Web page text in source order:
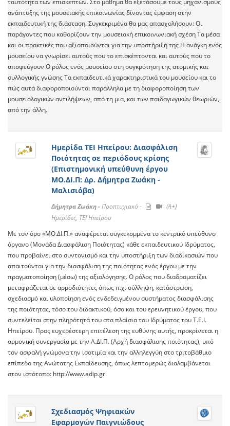
ταυτότητα των επισκεπτών. Στο μάθημα θα εξετάσουμε τους μηχανισμούς
ανάπτυξης της μουσειακής επικοινωνίας δίνοντας έμφαση στην
εκπαιδευτική της διάσταση. Συγκεκριμένα θα μας απασχολήσουν: Οι
παράγοντες που καθορίζουν την μουσειακή επικοινωνιακή σχέση Τα μέσα
και οι πρακτικές που αξιοποιούνται για την υποστήριξή της Η ανάγκη ενός
μουσείου να γνωρίσει αυτούς που το επισκέπτονται και αυτούς που το
αποφεύγουν Ο ρόλος ενός μουσείου στη συγκρότηση της ατομικής και
συλλογικής γνώσης Τα εκπαιδευτικά χαρακτηριστικά του μουσείου και το
πώς αυτά διαφοροποιούνται παράλληλα με τη διαφοροποίηση των
μουσειολογικών αντιλήψεων, από τη μια, και των παιδαγωγικών θεωριών,
από την άλλη.
Ημερίδα ΤΕΙ Ηπείρου: Διασφάλιση
Ποιότητας σε περιόδους κρίσης
(Επιστημονική υπεύθυνη έργου
ΜΟ.ΔΙ.Π: Δρ. Δήμητρα Ζωάκη -
Μαλισιόβα)
Δήμητρα Ζωάκη -Προπτυχιακό -
(A+)
Ημερίδες, ΤΕΙ Ηπείρου
Με τον όρο «ΜΟ.ΔΙ.Π.» αναφέρεται συγκεκομμένα το κεντρικό υπεύθυνο
όργανο (Μoνάδα Διασφάλιση Ποιότητας) κάθε εκπαιδευτικού Ιδρύματος,
που προβαίνει στο συντονισμό και την υποστήριξη των διαδικασιών που
απαιτούνται για την διασφάλιση της ποιότητας ενός έργου με την
πραγματοποίηση (μέσω) της αξιολόγησης. Ο ρόλος που διαδραματίζει
μεταφράζεται σε αρμοδιότητες όπως π.χ. σύλληψη, κατάστρωση,
σχεδιασμό και υλοποίηση ενός ενδεδειγμένου συστήματος διασφάλισης
της ποιότητας, τόσο του διδακτικού, όσο και του ερευνητικού έργου, που
συντελείται στην πληρότητά του στα πλαίσια του Ιδρύματος του Τ.Ε.Ι.
Ηπείρου. Προς ευχερέστερη επιτέλεση της ευθύνης αυτής, προκρίνεται η
αρμονική συνεργασία με την Α.ΔΙ.Π. (Αρχή διασφάλισης ποιότητας), υπό
τον ασφαλή γνώμονα την ισοτιμία και την αλληλεγγύη στο τριτοβάθμιο
επίπεδο της Ανώτατης Εκπαίδευσης, όπως λεπτομερώς διαλαμβάνεται
στον ιστότοπο: http://www.adip.gr.
Σχεδιασμός Ψηφιακών
Εφαρμογών Παιγνιώδους